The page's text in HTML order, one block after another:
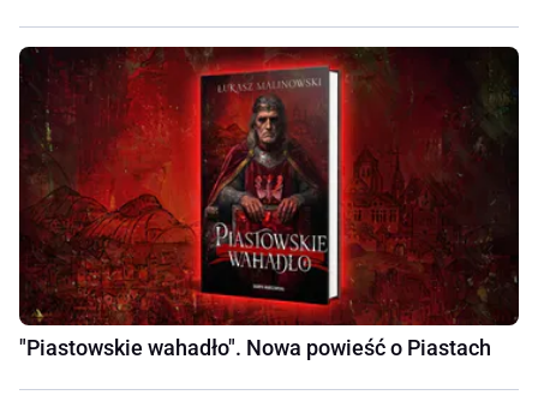
"Piastowskie wahadło". Nowa powieść o Piastach